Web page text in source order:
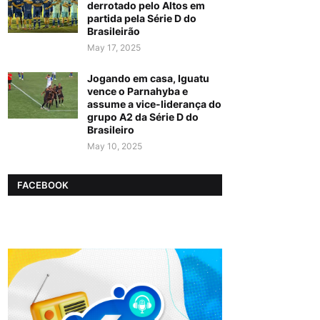
derrotado pelo Altos em
partida pela Série D do
Brasileirão
May 17, 2025
Jogando em casa, Iguatu
vence o Parnahyba e
assume a vice-liderança do
grupo A2 da Série D do
Brasileiro
May 10, 2025
FACEBOOK